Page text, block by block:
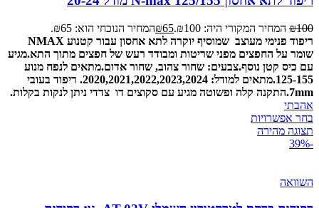
₪100 המחיר המקורי היה: ₪100. ₪65
המחיר הנוכחי הוא: ₪65.
ריפוד פנימי מעוצב שמוסיף יוקרה לתא אחסון עבור קטנוע NMAX
שומר על החפצים מפני שריטות ומבודד רעש של חפצים מתוך התא.מגיע
עם כיס קטן נוסף.צבעים: שחור צהוב, שחור אדום.מתאים לנפח מנוע
125-155. מתאים למודל: 2020,2021,2022,2023,2024.
ריפוד בעובי
7mm. התקנה קלה ופשוטה מגיע עם סקוצים דו צדדי ניתן לנקות בקלות.
אהבתי
בחר אפשרויות
תצוגה מהירה
-39%
השוואה